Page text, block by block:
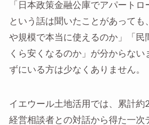
「日本政策金融公庫でアパートロ
という話は聞いたことがあっても
や規模で本当に使えるのか」「民
くら安くなるのか」が分からない
ずにいる方は少なくありません。
イエウール土地活用では、累計約
経営相談者との対話から得た一次